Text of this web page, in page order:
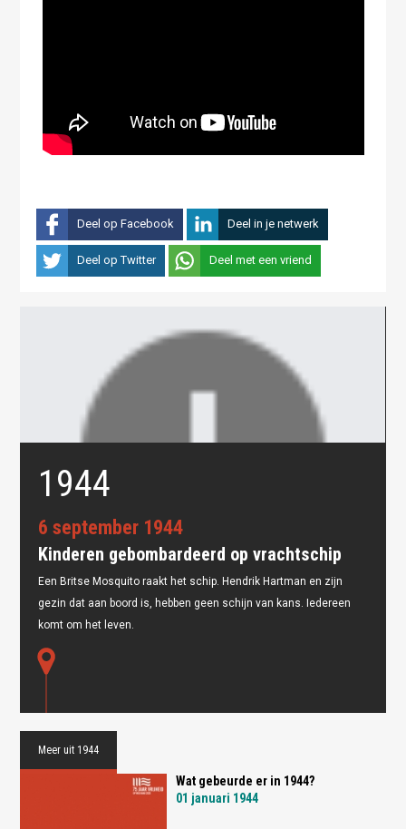
Deel op Facebook Deel in je netwerk
Deel op Twitter Deel met een vriend
Oops! Something went
1944
6 september 1944
Kinderen gebombardeerd op vrachtschip
Een Britse Mosquito raakt het schip. Hendrik Hartman en zijn
gezin dat aan boord is, hebben geen schijn van kans. Iedereen
komt om het leven.
Meer uit 1944
Wat gebeurde er in 1944?
01 januari 1944